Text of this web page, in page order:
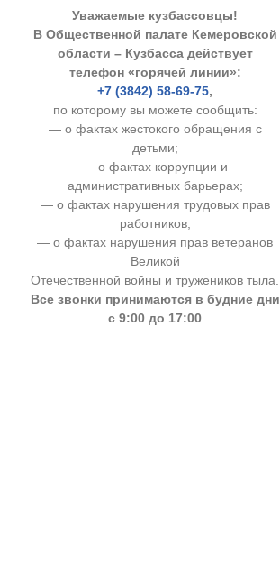
Уважаемые кузбассовцы!
В Общественной палате Кемеровской
области – Кузбасса действует
телефон «горячей линии»:
+7 (3842) 58-69-75,
по которому вы можете сообщить:
— о фактах жестокого обращения с
детьми;
— о фактах коррупции и
административных барьерах;
— о фактах нарушения трудовых прав
работников;
— о фактах нарушения прав ветеранов
Великой
Отечественной войны и тружеников тыла.
Все звонки принимаются в будние дни
с 9:00 до 17:00